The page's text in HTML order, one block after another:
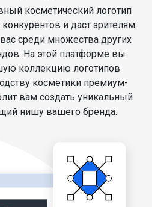
косметический логотип
и даст зрителям
среди множества других
На этой платформе вы
коллекцию логотипов
косметики премиум-
вам создать уникальный
нишу вашего бренда.